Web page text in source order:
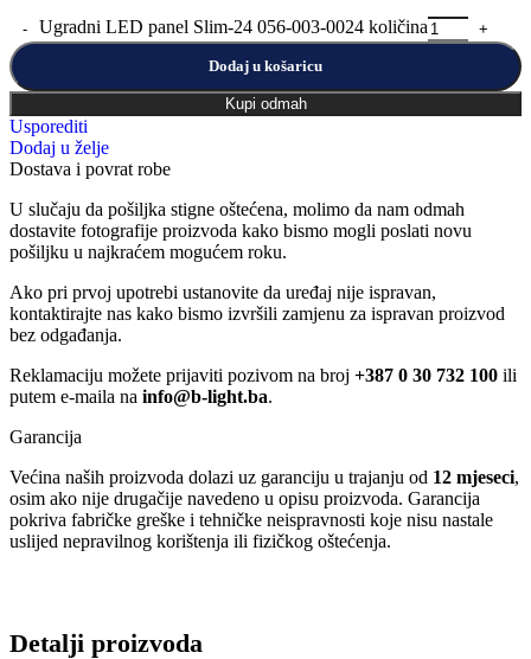
Ugradni LED panel Slim-24 056-003-0024 količina
Dodaj u košaricu
Kupi odmah
Usporediti
Dodaj u želje
Dostava i povrat robe
U slučaju da pošiljka stigne oštećena, molimo da nam odmah
dostavite fotografije proizvoda kako bismo mogli poslati novu
pošiljku u najkraćem mogućem roku.
Ako pri prvoj upotrebi ustanovite da uređaj nije ispravan,
kontaktirajte nas kako bismo izvršili zamjenu za ispravan proizvod
bez odgađanja.
Reklamaciju možete prijaviti pozivom na broj +387 0 30 732 100 ili
putem e-maila na info@b-light.ba.
Garancija
Većina naših proizvoda dolazi uz garanciju u trajanju od 12 mjeseci,
osim ako nije drugačije navedeno u opisu proizvoda. Garancija
pokriva fabričke greške i tehničke neispravnosti koje nisu nastale
uslijed nepravilnog korištenja ili fizičkog oštećenja.
Detalji proizvoda